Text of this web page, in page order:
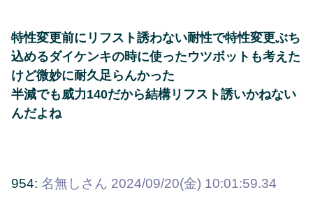
特性変更前にリフスト誘わない耐性で特性変更ぶち
込めるダイケンキの時に使ったウツボットも考えた
けど微妙に耐久足らんかった
半減でも威力140だから結構リフスト誘いかねない
んだよね
954: 名無しさん 2024/09/20(金) 10:01:59.34